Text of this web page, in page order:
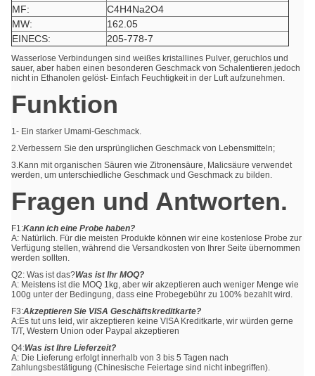
MF:
C4H4Na2O4
MW:
162.05
EINECS:
205-778-7
Wasserlose Verbindungen sind weißes kristallines Pulver, geruchlos und
sauer, aber haben einen besonderen Geschmack von Schalentieren.jedoch
nicht in Ethanolen gelöst- Einfach Feuchtigkeit in der Luft aufzunehmen.
Funktion
1- Ein starker Umami-Geschmack.
2.Verbessern Sie den ursprünglichen Geschmack von Lebensmitteln;
3.Kann mit organischen Säuren wie Zitronensäure, Malicsäure verwendet
werden, um unterschiedliche Geschmack und Geschmack zu bilden.
Fragen und Antworten.
F1:Kann ich eine Probe haben?
A: Natürlich. Für die meisten Produkte können wir eine kostenlose Probe zur
Verfügung stellen, während die Versandkosten von Ihrer Seite übernommen
werden sollten.
Q2: Was ist das?Was ist Ihr MOQ?
A: Meistens ist die MOQ 1kg, aber wir akzeptieren auch weniger Menge wie
100g unter der Bedingung, dass eine Probegebühr zu 100% bezahlt wird.
F3:Akzeptieren Sie VISA Geschäftskreditkarte?
A:Es tut uns leid, wir akzeptieren keine VISA Kreditkarte, wir würden gerne
T/T, Western Union oder Paypal akzeptieren
Q4:Was ist Ihre Lieferzeit?
A: Die Lieferung erfolgt innerhalb von 3 bis 5 Tagen nach
Zahlungsbestätigung (Chinesische Feiertage sind nicht inbegriffen).